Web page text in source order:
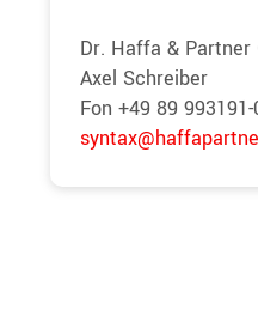
Dr. Haffa & Partner
Axel Schreiber
Fon +49 89 993191-